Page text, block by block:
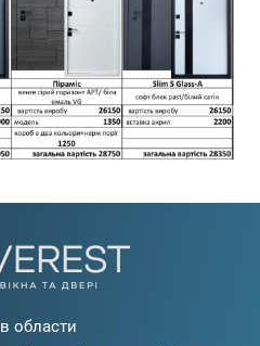
области